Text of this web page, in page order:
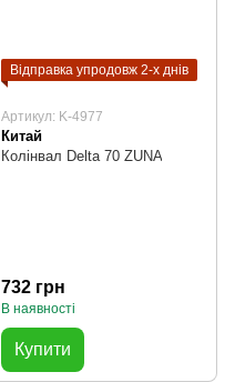
Відправка упродовж 2-х днів
Артикул: K-4977
Китай
Колінвал Delta 70 ZUNA
732 грн
В наявності
Купити